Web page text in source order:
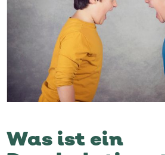
Was ist ein